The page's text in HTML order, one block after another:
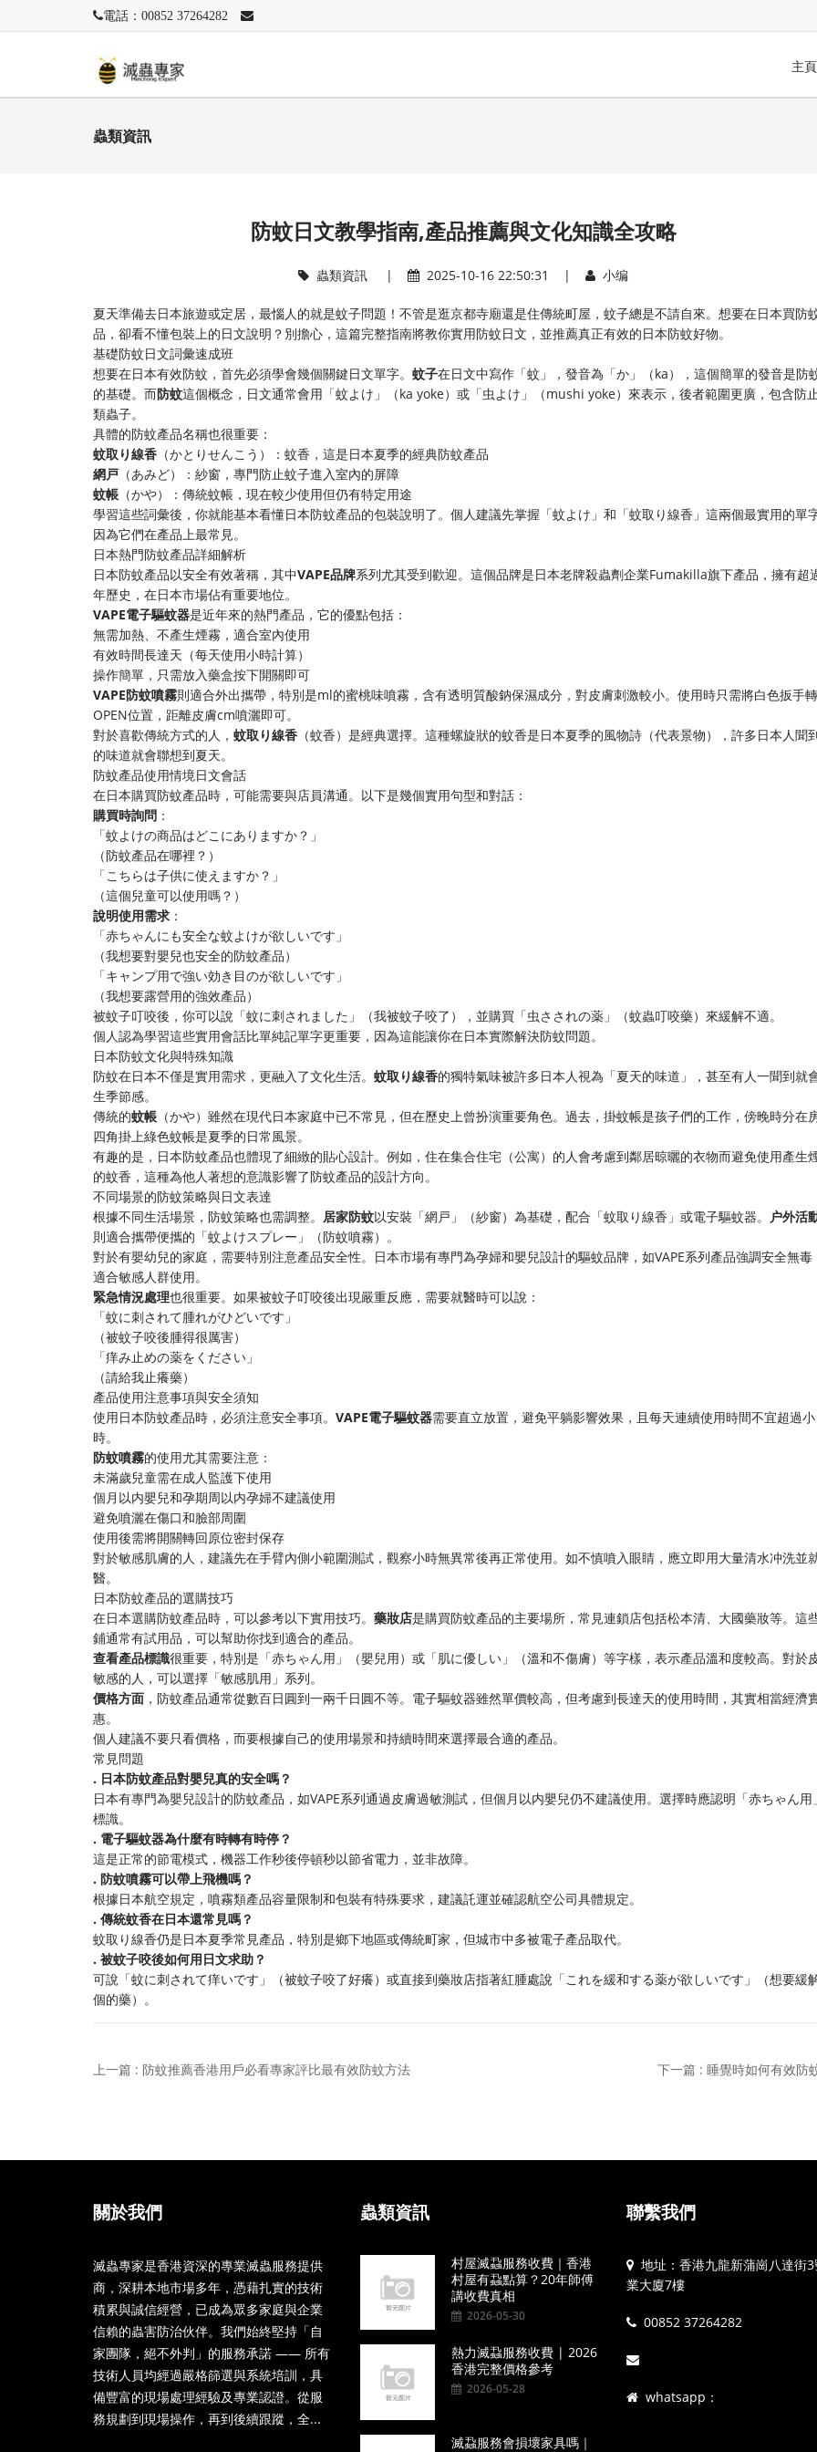
電話：00852 37264282
主頁
蟲類資訊
防蚊日文教學指南,產品推薦與文化知識全攻略
蟲類資訊 | 2025-10-16 22:50:31 | 小编
夏天準備去日本旅遊或定居，最惱人的就是蚊子問題！不管是逛京都寺廟還是住傳統町屋，蚊子總是不請自來。想要在日本買防
品，卻看不懂包裝上的日文說明？別擔心，這篇完整指南將教你實用防蚊日文，並推薦真正有效的日本防蚊好物。
基礎防蚊日文詞彙速成班
想要在日本有效防蚊，首先必須學會幾個關鍵日文單字。​ ​蚊子​在日文中寫作「蚊」，發音為「か」（ka），這個簡單的發音是防
的基礎。而​​防蚊​這個概念，日文通常會用「蚊よけ」（ka yoke）或「虫よけ」（mushi yoke）來表示，後者範圍更廣，包含防
類蟲子。
具體的防蚊產品名稱也很重要：
​蚊取り線香​ ​（かとりせんこう）：蚊香，這是日本夏季的經典防蚊產品
​網戸​ ​（あみど）：紗窗，專門防止蚊子進入室內的屏障
​蚊帳​ ​（かや）：傳統蚊帳，現在較少使用但仍有特定用途
學習這些詞彙後，你就能基本看懂日本防蚊產品的包裝說明了。個人建議先掌握「蚊よけ」和「蚊取り線香」這兩個最實用的單
因為它們在產品上最常見。
日本熱門防蚊產品詳細解析
日本防蚊產品以安全有效著稱，其中​​VAPE品牌​系列尤其受到歡迎。這個品牌是日本老牌殺蟲劑企業Fumakilla旗下產品，擁有超
年歷史，在日本市場佔有重要地位。
​VAPE電子驅蚊器​​是近年來的熱門產品，它的優點包括：
無需加熱、不產生煙霧，適合室內使用
有效時間長達天（每天使用小時計算）
操作簡單，只需放入藥盒按下開關即可
​VAPE防蚊噴霧​則適合外出攜帶，特別是ml的蜜桃味噴霧，含有透明質酸鈉保濕成分，對皮膚刺激較小。使用時只需將白色扳手
OPEN位置，距離皮膚cm噴灑即可。
對於喜歡傳統方式的人，​ ​蚊取り線香​ （蚊香）是經典選擇。這種螺旋狀的蚊香是日本夏季的風物詩（代表景物），許多日本人聞
的味道就會聯想到夏天。
防蚊產品使用情境日文會話
在日本購買防蚊產品時，可能需要與店員溝通。以下是幾個實用句型和對話：
​購買時詢問​ ​：
「蚊よけの商品はどこにありますか？」
（防蚊產品在哪裡？）
「こちらは子供に使えますか？」
（這個兒童可以使用嗎？）
​說明使用需求​ ​：
「赤ちゃんにも安全な蚊よけが欲しいです」
（我想要對嬰兒也安全的防蚊產品）
「キャンプ用で強い効き目のが欲しいです」
（我想要露營用的強效產品）
被蚊子叮咬後，你可以說「蚊に刺されました」（我被蚊子咬了），並購買「虫さされの薬」（蚊蟲叮咬藥）來緩解不適。
個人認為學習這些實用會話比單純記單字更重要，因為這能讓你在日本實際解決防蚊問題。
日本防蚊文化與特殊知識
防蚊在日本不僅是實用需求，更融入了文化生活。​ ​蚊取り線香​的獨特氣味被許多日本人視為「夏天的味道」，甚至有人一聞到就
生季節感。
傳統的​​蚊帳​ （かや）雖然在現代日本家庭中已不常見，但在歷史上曾扮演重要角色。過去，掛蚊帳是孩子們的工作，傍晚時分在
四角掛上綠色蚊帳是夏季的日常風景。
有趣的是，日本防蚊產品也體現了細緻的貼心設計。例如，住在集合住宅（公寓）的人會考慮到鄰居晾曬的衣物而避免使用產生
的蚊香，這種為他人著想的意識影響了防蚊產品的設計方向。
不同場景的防蚊策略與日文表達
根據不同生活場景，防蚊策略也需調整。​ ​居家防蚊​​以安裝「網戸」（紗窗）為基礎，配合「蚊取り線香」或電子驅蚊器。​ 户外活
則適合攜帶便攜的「蚊よけスプレー」（防蚊噴霧）。
對於有嬰幼兒的家庭，需要特別注意產品安全性。日本市場有專門為孕婦和嬰兒設計的驅蚊品牌，如VAPE系列產品強調安全無毒
適合敏感人群使用。
​緊急情況處理​​也很重要。如果被蚊子叮咬後出現嚴重反應，需要就醫時可以說：
「蚊に刺されて腫れがひどいです」
（被蚊子咬後腫得很厲害）
「痒み止めの薬をください」
（請給我止癢藥）
產品使用注意事項與安全須知
使用日本防蚊產品時，必須注意安全事項。​ ​VAPE電子驅蚊器​​需要直立放置，避免平躺影響效果，且每天連續使用時間不宜超過小
時。
​防蚊噴霧​​的使用尤其需要注意：
未滿歲兒童需在成人監護下使用
個月以内嬰兒和孕期周以内孕婦不建議使用
避免噴灑在傷口和臉部周圍
使用後需將開關轉回原位密封保存
對於敏感肌膚的人，建議先在手臂內側小範圍測試，觀察小時無異常後再正常使用。如不慎噴入眼睛，應立即用大量清水冲洗並
醫。
日本防蚊產品的選購技巧
在日本選購防蚊產品時，可以參考以下實用技巧。​ ​藥妝店​是購買防蚊產品的主要場所，常見連鎖店包括松本清、大國藥妝等。這
鋪通常有試用品，可以幫助你找到適合的產品。
​查看產品標識​很重要，特別是「赤ちゃん用」（嬰兒用）或「肌に優しい」（溫和不傷膚）等字樣，表示產品溫和度較高。對於
敏感的人，可以選擇「敏感肌用」系列。
​價格方面​ ，防蚊產品通常從數百日圓到一兩千日圓不等。電子驅蚊器雖然單價較高，但考慮到長達天的使用時間，其實相當經濟
惠。
個人建議不要只看價格，而要根據自己的使用場景和持續時間來選擇最合適的產品。
常見問題
​. 日本防蚊產品對嬰兒真的安全嗎？​
日本有專門為嬰兒設計的防蚊產品，如VAPE系列通過皮膚過敏測試，但個月以内嬰兒仍不建議使用。選擇時應認明「赤ちゃん用」
標識。
​. 電子驅蚊器為什麼有時轉有時停？​
這是正常的節電模式，機器工作秒後停頓秒以節省電力，並非故障。
​. 防蚊噴霧可以帶上飛機嗎？​
根據日本航空規定，噴霧類產品容量限制和包裝有特殊要求，建議託運並確認航空公司具體規定。
​. 傳統蚊香在日本還常見嗎？​
蚊取り線香仍是日本夏季常見產品，特別是鄉下地區或傳統町家，但城市中多被電子產品取代。
​. 被蚊子咬後如何用日文求助？​
可說「蚊に刺されて痒いです」（被蚊子咬了好癢）或直接到藥妝店指著紅腫處說「これを緩和する薬が欲しいです」（想要緩
個的藥）。
上一篇 : 防蚊推薦香港用戶必看專家評比最有效防蚊方法 下一篇 : 睡覺時如何有效防
關於我們
滅蟲專家是香港資深的專業滅蟲服務提供
商，深耕本地市場多年，憑藉扎實的技術
積累與誠信經營，已成為眾多家庭與企業
信賴的蟲害防治伙伴。我們始終堅持「自
家團隊，絕不外判」的服務承諾 —— 所有
技術人員均經過嚴格篩選與系統培訓，具
備豐富的現場處理經驗及專業認證。從服
務規劃到現場操作，再到後續跟蹤，全...
蟲類資訊
村屋滅蝨服務收費｜香港
村屋有蝨點算？20年師傅
講收費真相
2026-05-30
熱力滅蝨服務收費 | 2026
香港完整價格參考
2026-05-28
滅蝨服務會損壞家具嗎｜
聯繫我們
地址：香港九龍新蒲崗八達街
業大廈7樓
00852 37264282
whatsapp：